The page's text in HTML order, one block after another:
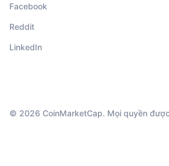
Facebook
Reddit
LinkedIn
© 2026 CoinMarketCap. Mọi quyền